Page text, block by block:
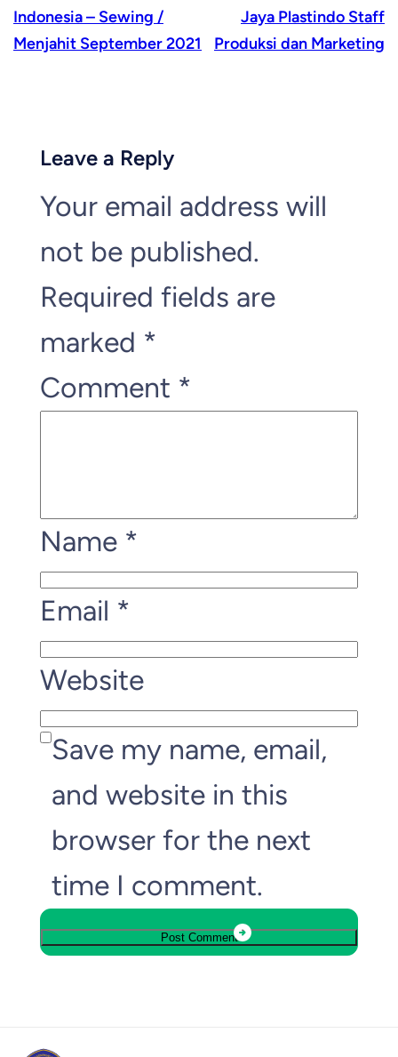
Indonesia – Sewing /
Menjahit September 2021
Jaya Plastindo Staff
Produksi dan Marketing
Leave a Reply
Your email address will
not be published.
Required fields are
marked *
Comment *
Name *
Email *
Website
Save my name, email,
and website in this
browser for the next
time I comment.